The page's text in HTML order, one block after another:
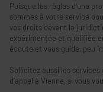
Puisque les règles d’une
sommes à votre service
vos droits devant la
expérimentée et qualifiée
écoute et vous guide, peu
Sollicitez aussi les
d’appel à Vienne, si vous